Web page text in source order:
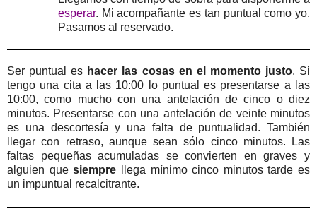
esperar. Mi acompañante es tan puntual como yo.
Pasamos al reservado.
Ser puntual es hacer las cosas en el momento justo. Si
tengo una cita a las 10:00 lo puntual es presentarse a las
10:00, como mucho con una antelación de cinco o diez
minutos. Presentarse con una antelación de veinte minutos
es una descortesía y una falta de puntualidad. También
llegar con retraso, aunque sean sólo cinco minutos. Las
faltas pequeñas acumuladas se convierten en graves y
alguien quesiempre llega mínimo cinco minutos tarde es
un impuntual recalcitrante.